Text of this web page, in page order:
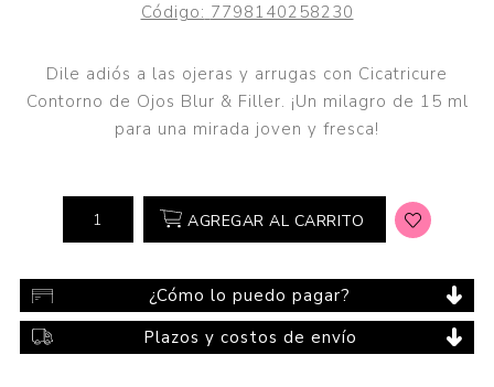
Código: 7798140258230
Dile adiós a las ojeras y arrugas con Cicatricure
Contorno de Ojos Blur & Filler. ¡Un milagro de 15 ml
para una mirada joven y fresca!
AGREGAR AL CARRITO
¿Cómo lo puedo pagar?
Plazos y costos de envío